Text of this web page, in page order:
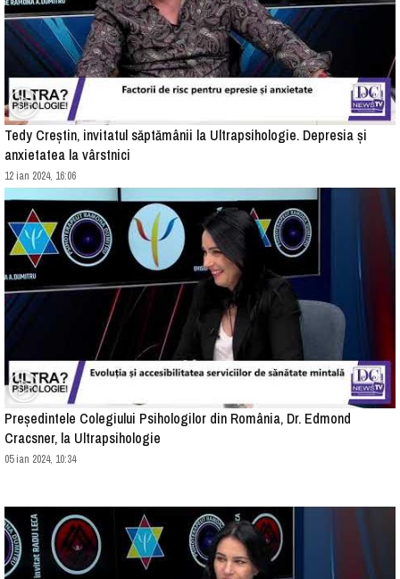
Tedy Creștin, invitatul săptămânii la Ultrapsihologie. Depresia și
anxietatea la vârstnici
12 ian 2024, 16:06
Președintele Colegiului Psihologilor din România, Dr. Edmond
Cracsner, la Ultrapsihologie
05 ian 2024, 10:34